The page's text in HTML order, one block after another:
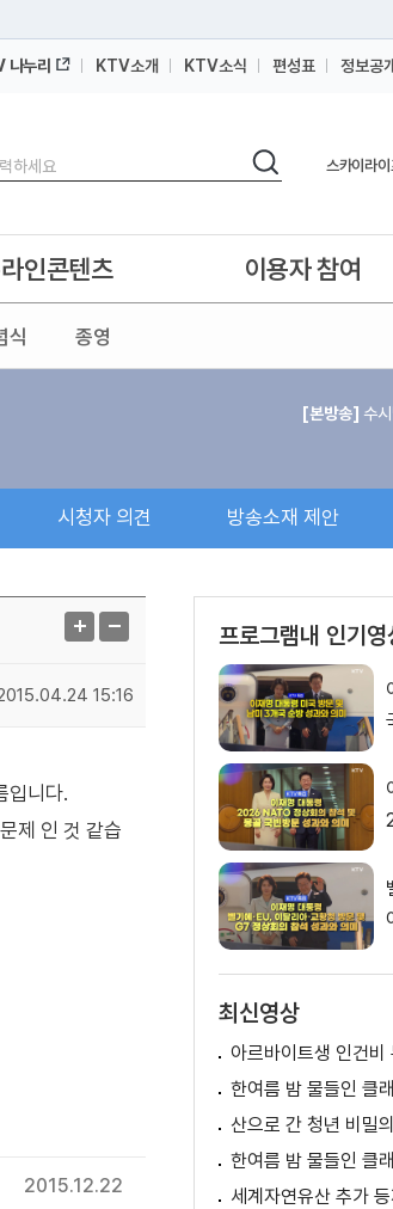
나누리 KTV소개 KTV소식 편성표 정보공
검색
스카이라이
스카이라이
스카이라이프
식 종영
인콘텐츠 이용자 참여
[본방송] 수
시청자 의견 방송소재 제안
15:16
입니다.
제 인 것 같습
2015.12.22
프로그램내 인기영
최신영상
아르바이트생 인건비
산으로 간 청년 비밀